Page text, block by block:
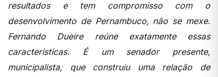
resultados e tem compromisso com o
desenvolvimento de Pernambuco, não se mexe.
Fernando Dueire reúne exatamente essas
características. É um senador presente,
municipalista, que construiu uma relação de